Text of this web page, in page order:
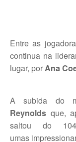
Torneio Jovens
Interclubes 2016
Veteranos B Lumiar
Lumiar Kids Cup XV
Entre as
continua na
lugar, porAna
A subida do
Reynolds que,
saltou do
umas